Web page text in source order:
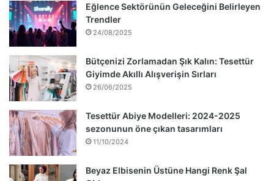
Eğlence Sektörünün Geleceğini Belirleyen
Trendler
24/08/2025
Bütçenizi Zorlamadan Şık Kalın: Tesettür
Giyimde Akıllı Alışverişin Sırları
26/06/2025
Tesettür Abiye Modelleri: 2024-2025
sezonunun öne çıkan tasarımları
11/10/2024
Beyaz Elbisenin Üstüne Hangi Renk Şal